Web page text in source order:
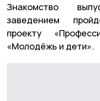
Знакомство
заведением
проекту
«Молодёжь и дети».